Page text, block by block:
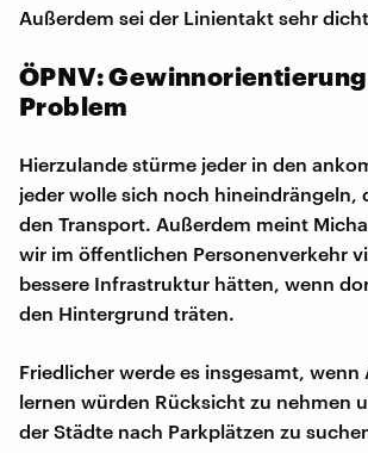
Außerdem sei der Linientakt sehr
ÖPNV:
Problem
Hierzulande stürme jeder in den
jeder wolle sich noch hineindrängeln,
den Transport. Außerdem meint
wir im öffentlichen Personenverkehr
bessere Infrastruktur hätten, wenn
den Hintergrund träten.
Friedlicher werde es insgesamt,
lernen würden Rücksicht zu nehmen
der Städte nach Parkplätzen zu